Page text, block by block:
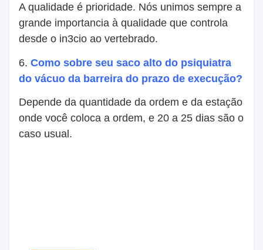
A qualidade é prioridade. Nós unimos sempre a
grande importancia à qualidade que controla
desde o in3cio ao vertebrado.
6. Como sobre seu saco alto do psiquiatra
do vácuo da barreira do prazo de execução?
Depende da quantidade da ordem e da estação
onde você coloca a ordem, e 20 a 25 dias são o
caso usual.